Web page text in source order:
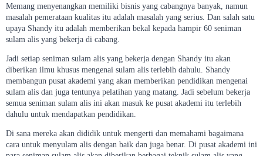
Memang menyenangkan memiliki bisnis yang cabangnya banyak, namun
masalah pemerataan kualitas itu adalah masalah yang serius. Dan salah satu
upaya Shandy itu adalah memberikan bekal kepada hampir 60 seniman
sulam alis yang bekerja di cabang.
Jadi setiap seniman sulam alis yang bekerja dengan Shandy itu akan
diberikan ilmu khusus mengenai sulam alis terlebih dahulu. Shandy
membangun pusat akademi yang akan memberikan pendidikan mengenai
sulam alis dan juga tentunya pelatihan yang matang. Jadi sebelum bekerja
semua seniman sulam alis ini akan masuk ke pusat akademi itu terlebih
dahulu untuk mendapatkan pendidikan.
Di sana mereka akan dididik untuk mengerti dan memahami bagaimana
cara untuk menyulam alis dengan baik dan juga benar. Di pusat akademi ini